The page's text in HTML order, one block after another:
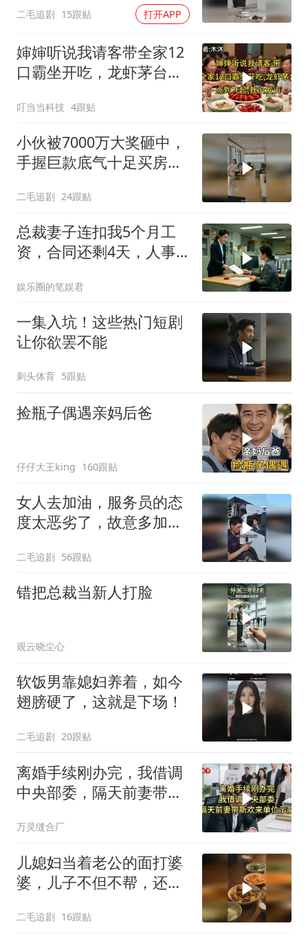
二毛追剧 15跟贴 打开APP
婶婶听说我请客带全家12
口霸坐开吃，龙虾茅台点
叮当当科技 4跟贴
小伙被7000万大奖砸中，
手握巨款底气十足买房不
二毛追剧 24跟贴
总裁妻子连扣我5个月工
资，合同还剩4天，人事
娱乐圈的笔娱君
一集入坑！这些热门短剧
让你欲罢不能
刺头体育 5跟贴
捡瓶子偶遇亲妈后爸
仔仔大王king 160跟贴
女人去加油，服务员的态
度太恶劣了，故意多加油
二毛追剧 56跟贴
错把总裁当新人打脸
观云晓尘心
软饭男靠媳妇养着，如今
翅膀硬了，这就是下场！
二毛追剧 20跟贴
离婚手续刚办完，我借调
中央部委，隔天前妻带新
万灵缝合厂
儿媳妇当着老公的面打婆
婆，儿子不但不帮，还助
二毛追剧 16跟贴